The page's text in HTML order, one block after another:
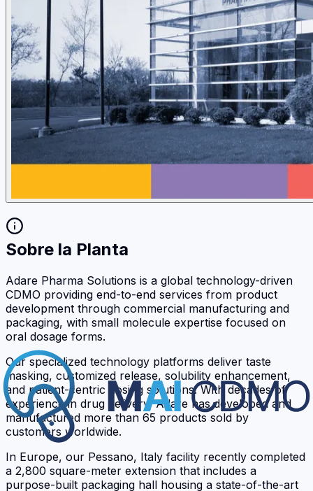
Sobre la Planta
Adare Pharma Solutions is a global technology-driven
CDMO providing end-to-end services from product
development through commercial manufacturing and
packaging, with small molecule expertise focused on
oral dosage forms.
Our specialized technology platforms deliver taste
masking, customized release, solubility enhancement,
and patient-centric dosing solutions. With decades of
experience in drug delivery, Adare has developed and
manufactured more than 65 products sold by
customers worldwide.
In Europe, our Pessano, Italy facility recently completed
a 2,800 square-meter extension that includes a
purpose-built packaging hall housing a state-of-the-art